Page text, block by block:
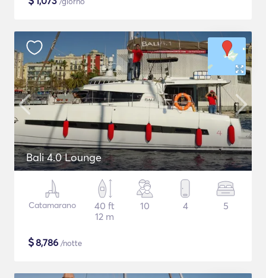
Bali 4.0 Lounge
Catamarano
40 ft
12 m
10 4 5
$8,786 /notte